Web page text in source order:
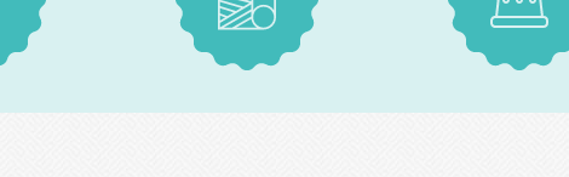
Tissus Mercerie